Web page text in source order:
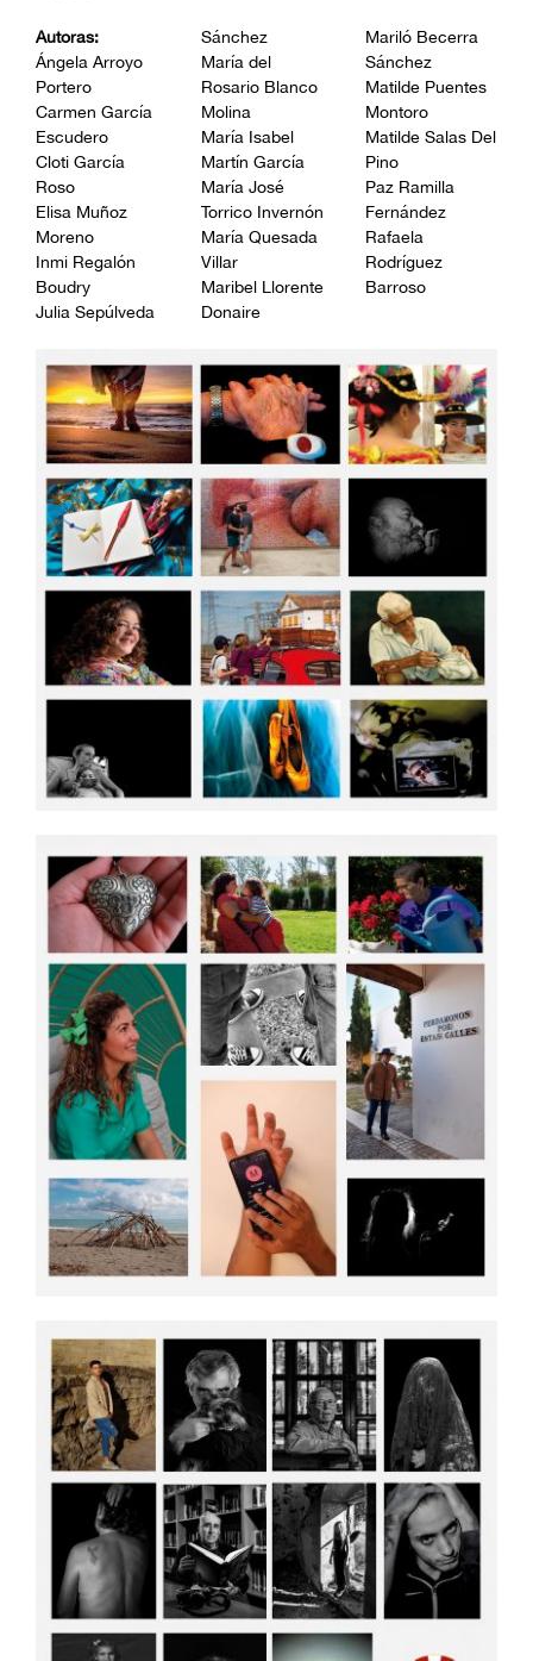
Autoras:
Ángela Arroyo
Portero
Carmen García
Escudero
Cloti García
Roso
Elisa Muñoz
Moreno
Inmi Regalón
Boudry
Julia Sepúlveda
Sánchez
María del
Rosario Blanco
Molina
María Isabel
Martín García
María José
Torrico Invernón
María Quesada
Villar
Maribel Llorente
Donaire
Mariló Becerra
Sánchez
Matilde Puentes
Montoro
Matilde Salas Del
Pino
Paz Ramilla
Fernández
Rafaela
Rodríguez
Barroso